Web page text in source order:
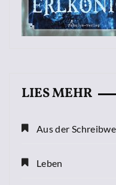
LIES MEHR
Aus der
Leben